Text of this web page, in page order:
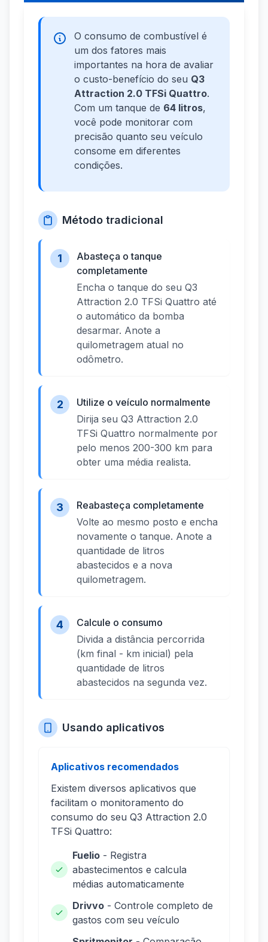
O consumo de combustível é
um dos fatores mais
importantes na hora de avaliar
o custo-benefício do seu Q3
Attraction 2.0 TFSi Quattro.
Com um tanque de 64 litros,
você pode monitorar com
precisão quanto seu veículo
consome em diferentes
condições.
Método tradicional
1
Abasteça o tanque
completamente
Encha o tanque do seu Q3
Attraction 2.0 TFSi Quattro até
o automático da bomba
desarmar. Anote a
quilometragem atual no
odômetro.
2
Utilize o veículo normalmente
Dirija seu Q3 Attraction 2.0
TFSi Quattro normalmente por
pelo menos 200-300 km para
obter uma média realista.
3
Reabasteça completamente
Volte ao mesmo posto e encha
novamente o tanque. Anote a
quantidade de litros
abastecidos e a nova
quilometragem.
4
Calcule o consumo
Divida a distância percorrida
(km final - km inicial) pela
quantidade de litros
abastecidos na segunda vez.
Usando aplicativos
Aplicativos recomendados
Existem diversos aplicativos que
facilitam o monitoramento do
consumo do seu Q3 Attraction 2.0
TFSi Quattro:
Fuelio - Registra
abastecimentos e calcula
médias automaticamente
Drivvo - Controle completo de
gastos com seu veículo